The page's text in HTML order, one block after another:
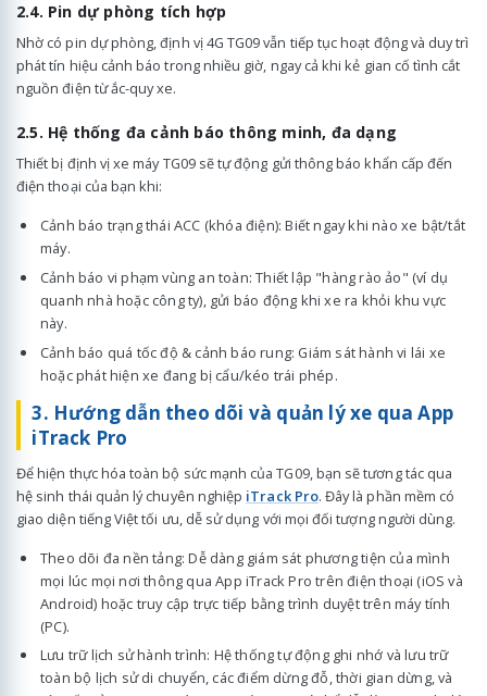
2.4. Pin dự phòng tích hợp
Nhờ có pin dự phòng, định vị 4G TG09 vẫn tiếp tục hoạt động và duy trì
phát tín hiệu cảnh báo trong nhiều giờ, ngay cả khi kẻ gian cố tình cắt
nguồn điện từ ắc-quy xe.
2.5. Hệ thống đa cảnh báo thông minh, đa dạng
Thiết bị định vị xe máy TG09 sẽ tự động gửi thông báo khẩn cấp đến
điện thoại của bạn khi:
Cảnh báo trạng thái ACC (khóa điện): Biết ngay khi nào xe bật/tắt
máy.
Cảnh báo vi phạm vùng an toàn: Thiết lập "hàng rào ảo" (ví dụ
quanh nhà hoặc công ty), gửi báo động khi xe ra khỏi khu vực
này.
Cảnh báo quá tốc độ & cảnh báo rung: Giám sát hành vi lái xe
hoặc phát hiện xe đang bị cẩu/kéo trái phép.
3. Hướng dẫn theo dõi và quản lý xe qua App
iTrack Pro
Để hiện thực hóa toàn bộ sức mạnh của TG09, bạn sẽ tương tác qua
hệ sinh thái quản lý chuyên nghiệp iTrack Pro. Đây là phần mềm có
giao diện tiếng Việt tối ưu, dễ sử dụng với mọi đối tượng người dùng.
Theo dõi đa nền tảng: Dễ dàng giám sát phương tiện của mình
mọi lúc mọi nơi thông qua App iTrack Pro trên điện thoại (iOS và
Android) hoặc truy cập trực tiếp bằng trình duyệt trên máy tính
(PC).
Lưu trữ lịch sử hành trình: Hệ thống tự động ghi nhớ và lưu trữ
toàn bộ lịch sử di chuyển, các điểm dừng đỗ, thời gian dừng, và